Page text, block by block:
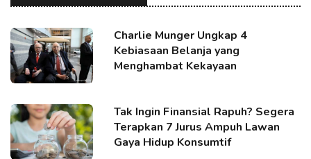
Charlie Munger Ungkap 4
Kebiasaan Belanja yang
Menghambat Kekayaan
Tak Ingin Finansial Rapuh? Segera
Terapkan 7 Jurus Ampuh Lawan
Gaya Hidup Konsumtif